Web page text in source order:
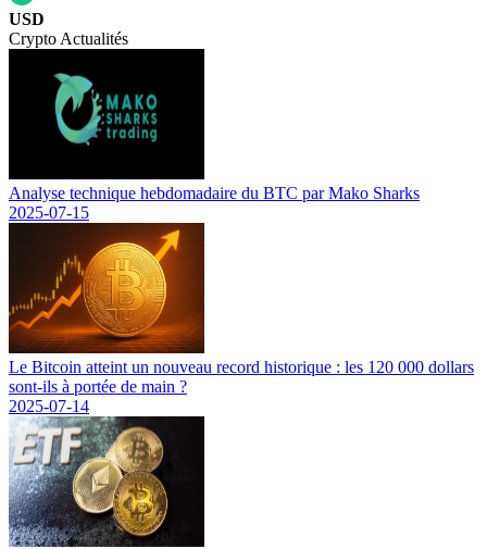
USD
Crypto Actualités
Analyse technique hebdomadaire du BTC par Mako Sharks
2025-07-15
Le Bitcoin atteint un nouveau record historique : les 120 000 dollars
sont-ils à portée de main ?
2025-07-14